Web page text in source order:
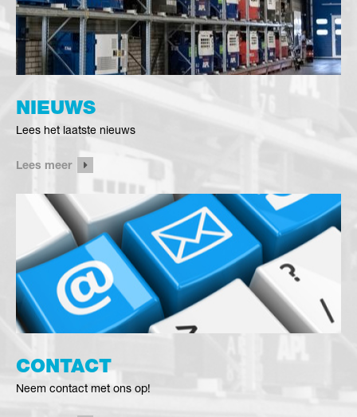
NIEUWS
Lees het laatste nieuws
Lees meer
CONTACT
Neem contact met ons op!